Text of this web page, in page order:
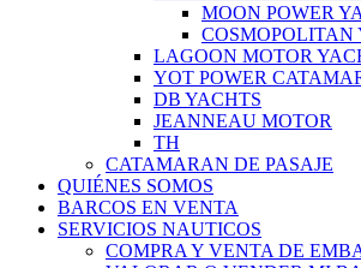
MOON POWER
COSMOPOLITAN
LAGOON MOTOR
YOT POWER
DB YACHTS
JEANNEAU MOTOR
TH
CATAMARAN DE PASAJE
QUIÉNES SOMOS
BARCOS EN VENTA
SERVICIOS NAUTICOS
COMPRA Y VENTA DE